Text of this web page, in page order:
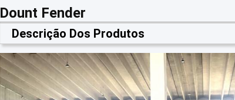
Dount Fender
Descrição Dos Produtos